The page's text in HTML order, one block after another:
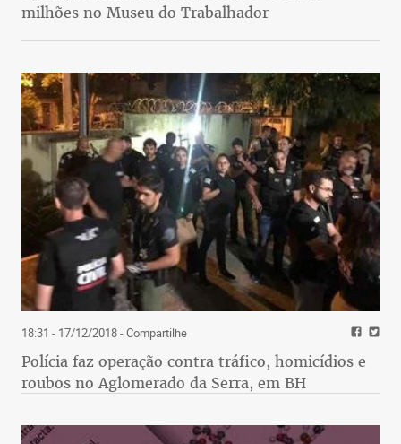
milhões no Museu do Trabalhador
18:31 - 17/12/2018- Compartilhe
Polícia faz operação contra tráfico, homicídios e
roubos no Aglomerado da Serra, em BH